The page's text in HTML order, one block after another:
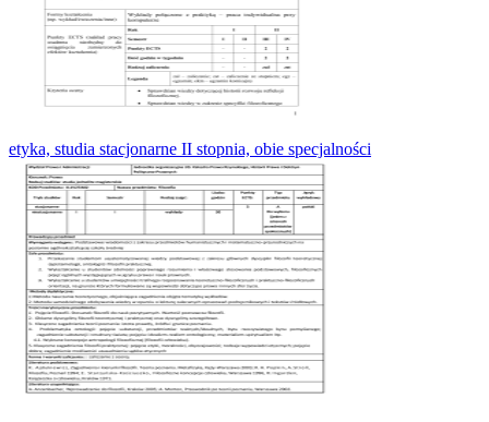
etyka, studia stacjonarne II stopnia, obie specjalności